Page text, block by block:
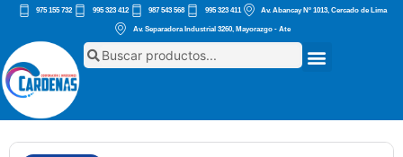
975 155 732 995 323 412 987 543 568 995 323 411 Av. Abancay Nº 1013, Cercado de Lima
Av. Separadora Industrial 3260, Mayorazgo - Ate